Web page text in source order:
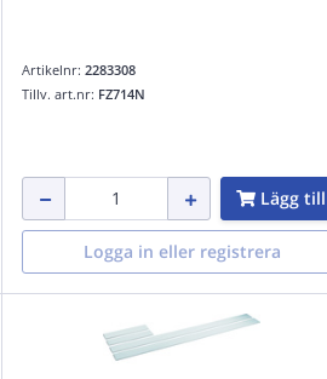
Artikelnr: 2283308
Tillv. art.nr: FZ714N
Lägg till
Logga in eller registrera